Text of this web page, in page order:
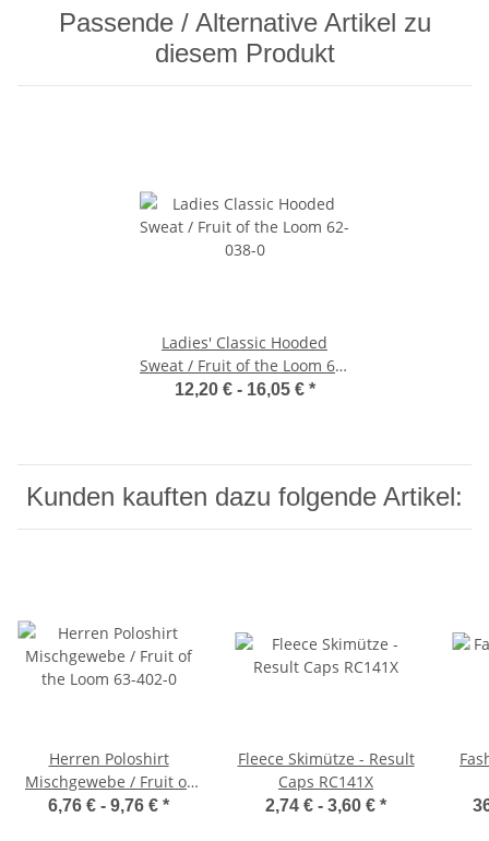
Passende / Alternative Artikel zu
diesem Produkt
Ladies' Classic Hooded
Sweat / Fruit of the Loom 62-
038-0
12,20 € - 16,05 € *
Kunden kauften dazu folgende Artikel:
Herren Poloshirt
Mischgewebe / Fruit of
the Loom 63-402-0
6,76 € - 9,76 € *
Fleece Skimütze - Result
Caps RC141X
2,74 € - 3,60 € *